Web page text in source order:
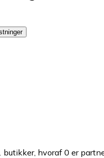
hvoraf 0 er